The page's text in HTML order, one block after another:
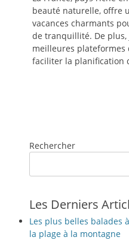
beauté naturelle, offre
vacances charmants
de tranquillité. De
meilleures
faciliter la planification
Rechercher
Les Derniers
Les plus belles balades
la plage à la montagne